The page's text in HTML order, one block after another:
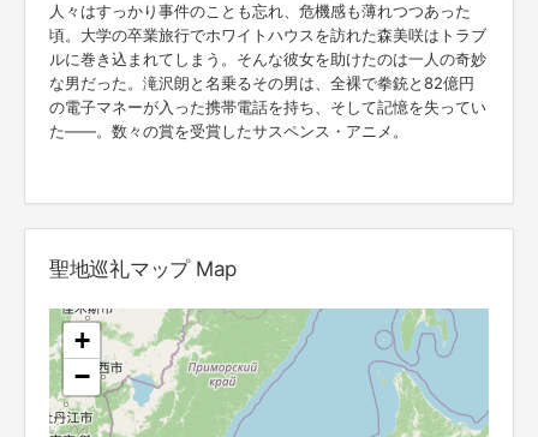
人々はすっかり事件のことも忘れ、危機感も薄れつつあった
頃。大学の卒業旅行でホワイトハウスを訪れた森美咲はトラブ
ルに巻き込まれてしまう。そんな彼女を助けたのは一人の奇妙
な男だった。滝沢朗と名乗るその男は、全裸で拳銃と82億円
の電子マネーが入った携帯電話を持ち、そして記憶を失ってい
た——。数々の賞を受賞したサスペンス・アニメ。
聖地巡礼マップ Map
+
−